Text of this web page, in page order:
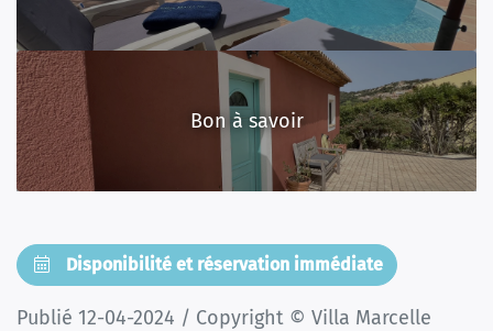
Bon à savoir
Disponibilité et réservation immédiate
Publié 12-04-2024 / Copyright © Villa Marcelle